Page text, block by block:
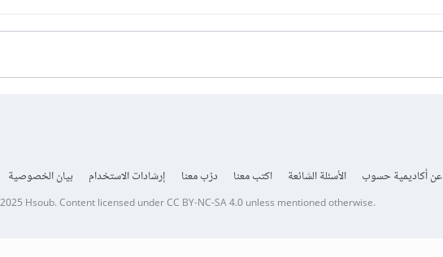
عن أكاديمية حسوب الأسئلة الشائعة اكتب معنا درّب معنا إرشادات الاستخدام بيان الخصوصية
Hsoub.Content licensed underCC BY-NC-SA 4.0unless mentioned otherwise.